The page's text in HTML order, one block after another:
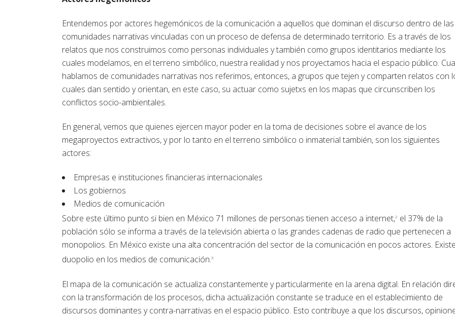
Entendemos por actores hegemónicos de la comunicación a aquellos que dominan el discurso dentro de las
comunidades narrativas vinculadas con un proceso de defensa de determinado territorio. Es a través de los
relatos que nos construimos como personas individuales y también como grupos identitarios mediante los
cuales modelamos, en el terreno simbólico, nuestra realidad y nos proyectamos hacia el espacio público.
hablamos de comunidades narrativas nos referimos, entonces, a grupos que tejen y comparten relatos con
cuales dan sentido y orientan, en este caso, su actuar como sujetxs en los mapas que circunscriben los
conflictos socio-ambientales.
En general, vemos que quienes ejercen mayor poder en la toma de decisiones sobre el avance de los
megaproyectos extractivos, y por lo tanto en el terreno simbólico o inmaterial también, son los siguientes
actores:
Empresas e instituciones financieras internacionales
Los gobiernos
Medios de comunicación
Sobre este último punto si bien en México 71 millones de personas tienen acceso a internet,2 el 37% de la
población sólo se informa a través de la televisión abierta o las grandes cadenas de radio que pertenecen a
monopolios. En México existe una alta concentración del sector de la comunicación en pocos actores.
duopolio en los medios de comunicación.3
El mapa de la comunicación se actualiza constantemente y particularmente en la arena digital. En relación
con la transformación de los procesos, dicha actualización constante se traduce en el establecimiento de
discursos dominantes y contra-narrativas en el espacio público. Esto contribuye a que los discursos,